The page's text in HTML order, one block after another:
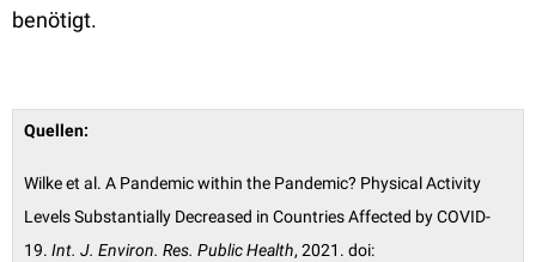
benötigt.
Quellen:
Wilke et al. A Pandemic within the Pandemic? Physical Activity
Levels Substantially Decreased in Countries Affected by COVID-
19. Int. J. Environ. Res. Public Health, 2021. doi: